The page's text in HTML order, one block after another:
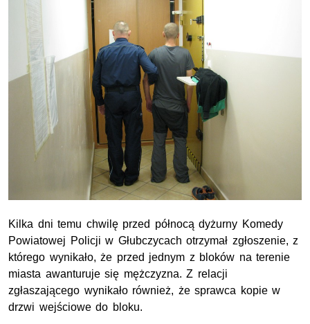
Kilka dni temu chwilę przed północą dyżurny Komedy
Powiatowej Policji w Głubczycach otrzymał zgłoszenie, z
którego wynikało, że przed jednym z bloków na terenie
miasta awanturuje się mężczyzna. Z relacji
zgłaszającego wynikało również, że sprawca kopie w
drzwi wejściowe do bloku.